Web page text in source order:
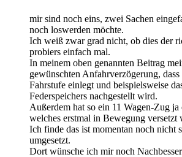
mir sind noch eins, zwei Sachen
noch loswerden möchte.
Ich weiß zwar grad nicht, ob dies der
probiers einfach mal.
In meinem oben genannten Beitrag
gewünschten Anfahrverzögerung, dass
Fahrstufe einlegt und beispielsweise
Federspeichers nachgestellt wird.
Außerdem hat so ein 11 Wagen-Zug
welches erstmal in Bewegung versetzt
Ich finde das ist momentan noch nicht
umgesetzt.
Dort wünsche ich mir noch